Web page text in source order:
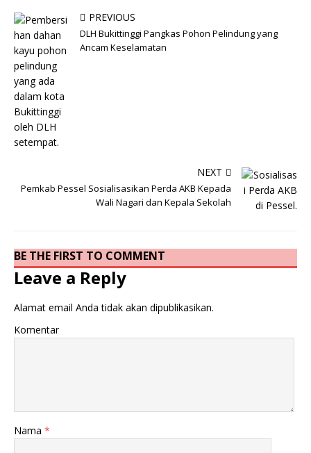
PREVIOUS
DLH Bukittinggi Pangkas Pohon Pelindung yang
Ancam Keselamatan
NEXT
Pemkab Pessel Sosialisasikan Perda AKB Kepada
Wali Nagari dan Kepala Sekolah
BE THE FIRST TO COMMENT
Leave a Reply
Alamat email Anda tidak akan dipublikasikan.
Komentar
Nama *